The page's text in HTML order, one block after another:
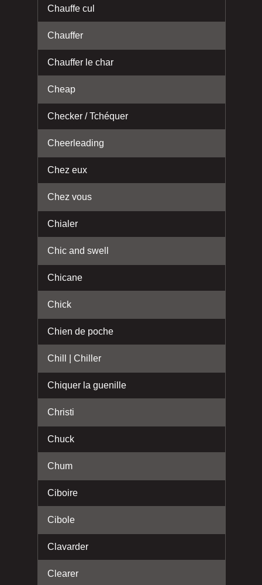
Chauffe cul
Chauffer
Chauffer le char
Cheap
Checker / Tchéquer
Cheerleading
Chez eux
Chez vous
Chialer
Chic and swell
Chicane
Chick
Chien de poche
Chill | Chiller
Chiquer la guenille
Christi
Chuck
Chum
Ciboire
Cibole
Clavarder
Clearer